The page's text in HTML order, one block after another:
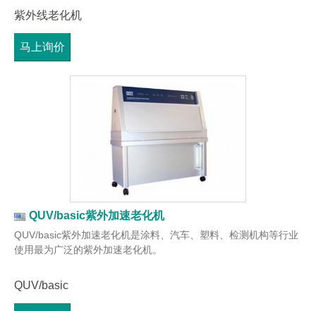
紫外线老化机
马上询价
QUV/basic紫外加速老化机
QUV/basic紫外加速老化机是涂料、汽车、塑料、检测机构等行业
使用最为广泛的紫外加速老化机。
QUV/basic